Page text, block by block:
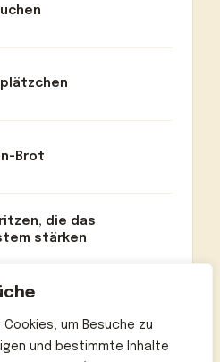
um Besuche zu
und bestimmte Inhalte
Brot
die das
stärken